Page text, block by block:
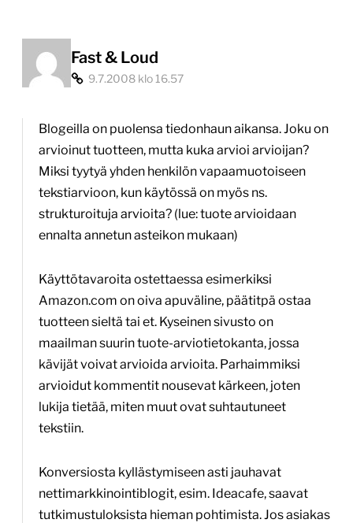
Fast & Loud
9.7.2008 klo 16.57
Blogeilla on puolensa tiedonhaun aikansa. Joku on
arvioinut tuotteen, mutta kuka arvioi arvioijan?
Miksi tyytyä yhden henkilön vapaamuotoiseen
tekstiarvioon, kun käytössä on myös ns.
strukturoituja arvioita? (lue: tuote arvioidaan
ennalta annetun asteikon mukaan)
Käyttötavaroita ostettaessa esimerkiksi
Amazon.com on oiva apuväline, päätitpä ostaa
tuotteen sieltä tai et. Kyseinen sivusto on
maailman suurin tuote-arviotietokanta, jossa
kävijät voivat arvioida arvioita. Parhaimmiksi
arvioidut kommentit nousevat kärkeen, joten
lukija tietää, miten muut ovat suhtautuneet
tekstiin.
Konversiosta kyllästymiseen asti jauhavat
nettimarkkinointiblogit, esim. Ideacafe, saavat
tutkimustuloksista hieman pohtimista. Jos asiakas